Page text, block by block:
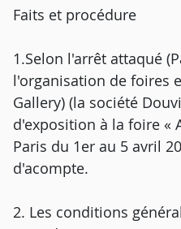
Faits et procédure
1.Selon l'arrêt attaqué
l'organisation de foires
Gallery) (la société
d'exposition à la foire «
Paris du 1er au 5 avril
d'acompte.
2. Les conditions